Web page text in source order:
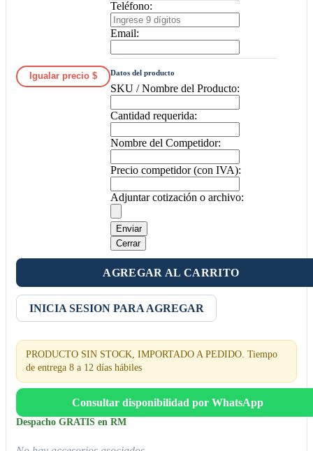
Igualar precio $
Teléfono:
Email:
Datos del producto
SKU / Nombre del Producto:
Cantidad requerida:
Nombre del Competidor:
Precio competidor (con IVA):
Adjuntar cotización o archivo:
Enviar
Cerrar
AGREGAR AL CARRITO
INICIA SESION PARA AGREGAR
PRODUCTO SIN STOCK, IMPORTADO A PEDIDO. Tiempo
de entrega 8 a 12 días hábiles
Consultar disponibilidad por WhatsApp
Despacho GRATIS en RM